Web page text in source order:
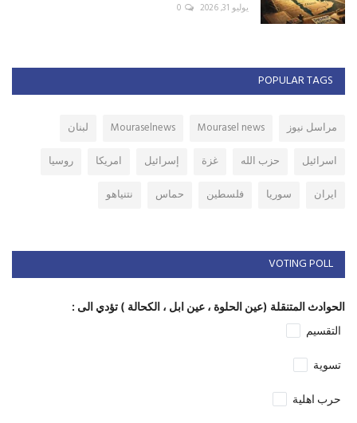
يوليو 31, 2026 0
POPULAR TAGS
مراسل نيوز Mourasel news
Mouraselnews
لبنان
اسرائيل
حزب الله غزة إسرائيل امريكا
روسيا
ايران
سوريا فلسطين حماس نتنياهو
VOTING POLL
الحوادث المتنقلة (عين الحلوة ، عين ابل ، الكحالة ) تؤدي الى :
التقسيم
تسوية
حرب اهلية